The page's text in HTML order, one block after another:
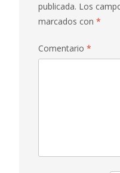
publicada. Los
marcados con *
Comentario *